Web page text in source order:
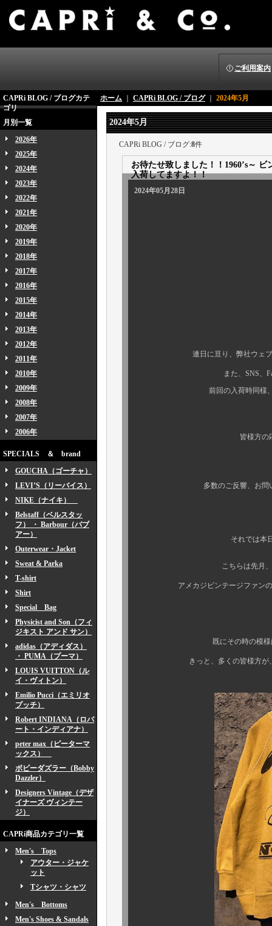
ご利用案内
CAPRi BLOG / ブログカテ
ゴリ
月別一覧
2026年
2025年
2024年
2023年
2022年
2021年
2020年
2019年
2018年
2017年
2016年
2015年
2014年
2013年
2012年
2011年
2010年
2009年
2008年
2007年
2006年
SPECIALS ＆ brand
GOUCHA（ゴーチャ）
LEVI’S（リーバイス）
NIKE（ナイキ）
Belstaff（ベルスタッ
フ） ・ Barbour（バブ
アー）
Outerwear・Jacket
Sweat & Parka
T-shirt
Shirt
Special Bag
Physicist and Son（フィ
ジキスト アンド サン）
adidas（アディダス）
・ PUMA（プーマ）
LOUIS VUITTON（ル
イ・ヴィトン）
Emilio Pucci（エミリオ
プッチ）
Robert INDIANA（ロバ
ート・インディアナ）
peter max（ピーターマ
ックス）
ボビーダズラー（Bobby
Dazzler）
Designers Vintage（デザ
イナーズ ヴィンテー
ジ）
CAPRi商品カテゴリ一覧
Men's Tops
アウター・ジャケ
ット
Tシャツ・シャツ
Men's Bottoms
Men's Shoes & Sandals
ホーム CAPRi BLOG / ブログ｜ 2024年5月
2024年5月
CAPRi BLOG / ブログ:8件
お待たせ致しました！！1960’s～
入荷してますよ！！
2024年05月28日
連日に亘り、弊社ウェブサイト
また、SNS、Facebookペ
前回の入荷時同様
皆様方の応援が実に励
多数のご反響、お問い合わせ
それでは本日も元気いっ
こちらは先月、4月期のア
アメカジビンテージファンの皆様
既にその時の模様はボクの
きっと、多くの皆様方が、まだ